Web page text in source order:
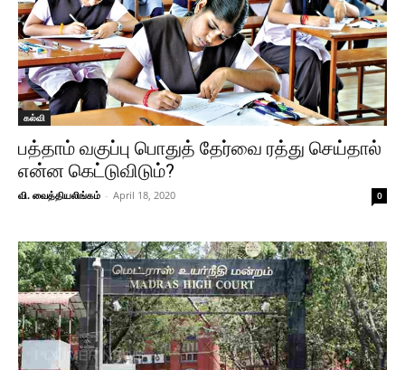
கல்வி
பத்தாம் வகுப்பு பொதுத் தேர்வை ரத்து செய்தால்
என்ன கெட்டுவிடும்?
வி. வைத்தியலிங்கம் - April 18, 2020 0